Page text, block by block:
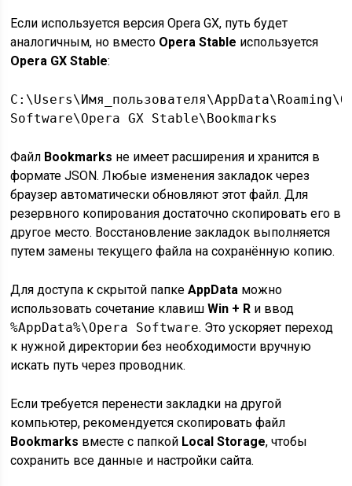
Если используется версия Opera GX, путь будет
аналогичным, но вместо Opera Stable используется
Opera GX Stable:
Software\Opera GX Stable\Bookmarks
Файл Bookmarks не имеет расширения и хранится в
формате JSON. Любые изменения закладок через
браузер автоматически обновляют этот файл. Для
резервного копирования достаточно скопировать его в
другое место. Восстановление закладок выполняется
путем замены текущего файла на сохранённую копию.
Для доступа к скрытой папкеAppData можно
использовать сочетание клавишWin + R и ввод
%AppData%\Opera Software. Это ускоряет переход
к нужной директории без необходимости вручную
искать путь через проводник.
Если требуется перенести закладки на другой
компьютер, рекомендуется скопировать файл
Bookmarks вместе с папкой Local Storage, чтобы
сохранить все данные и настройки сайта.